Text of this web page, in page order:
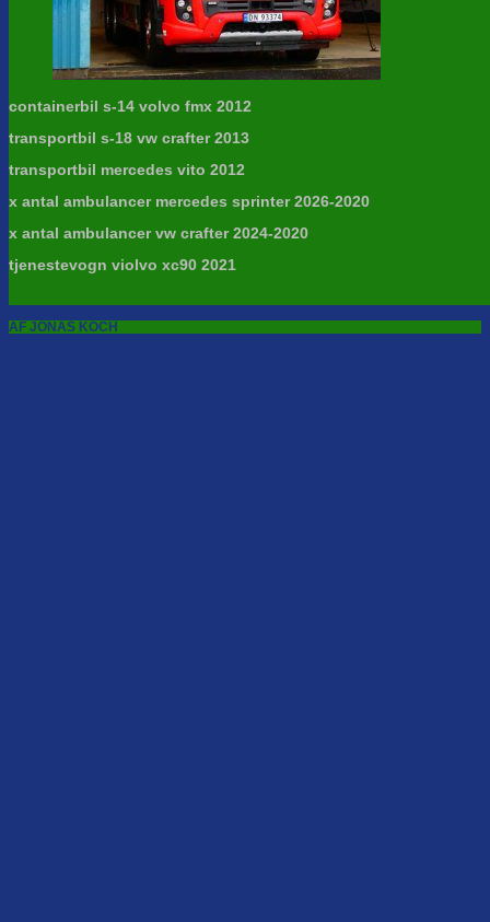
containerbil s-14 volvo fmx 2012
transportbil s-18 vw crafter 2013
transportbil mercedes vito 2012
x antal ambulancer mercedes sprinter 2026-2020
x antal ambulancer vw crafter 2024-2020
tjenestevogn violvo xc90 2021
AF JONAS KOCH